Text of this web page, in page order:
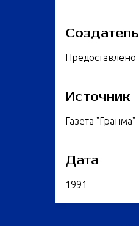
Источник
Газета "Гранма"
Дата
1991